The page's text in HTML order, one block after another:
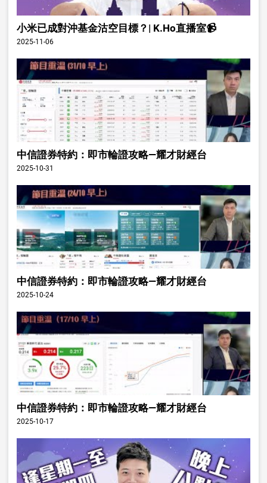
小米已成對沖基金沽空目標？| K.Ho直播室📹
2025-11-06
中信證券特約：即市輪證攻略—耀才財經台
2025-10-31
中信證券特約：即市輪證攻略—耀才財經台
2025-10-24
中信證券特約：即市輪證攻略—耀才財經台
2025-10-17